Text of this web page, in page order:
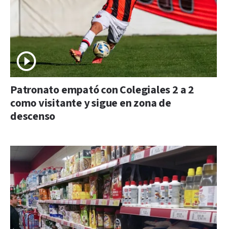
Patronato empató con Colegiales 2 a 2
como visitante y sigue en zona de
descenso